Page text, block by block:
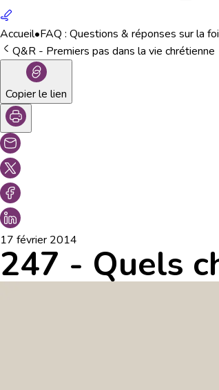
Accueil•FAQ : Questions & réponses sur la
Q&R - Premiers pas dans la vie chrétienne
Copier le lien
17 février 2014
247 - Quels